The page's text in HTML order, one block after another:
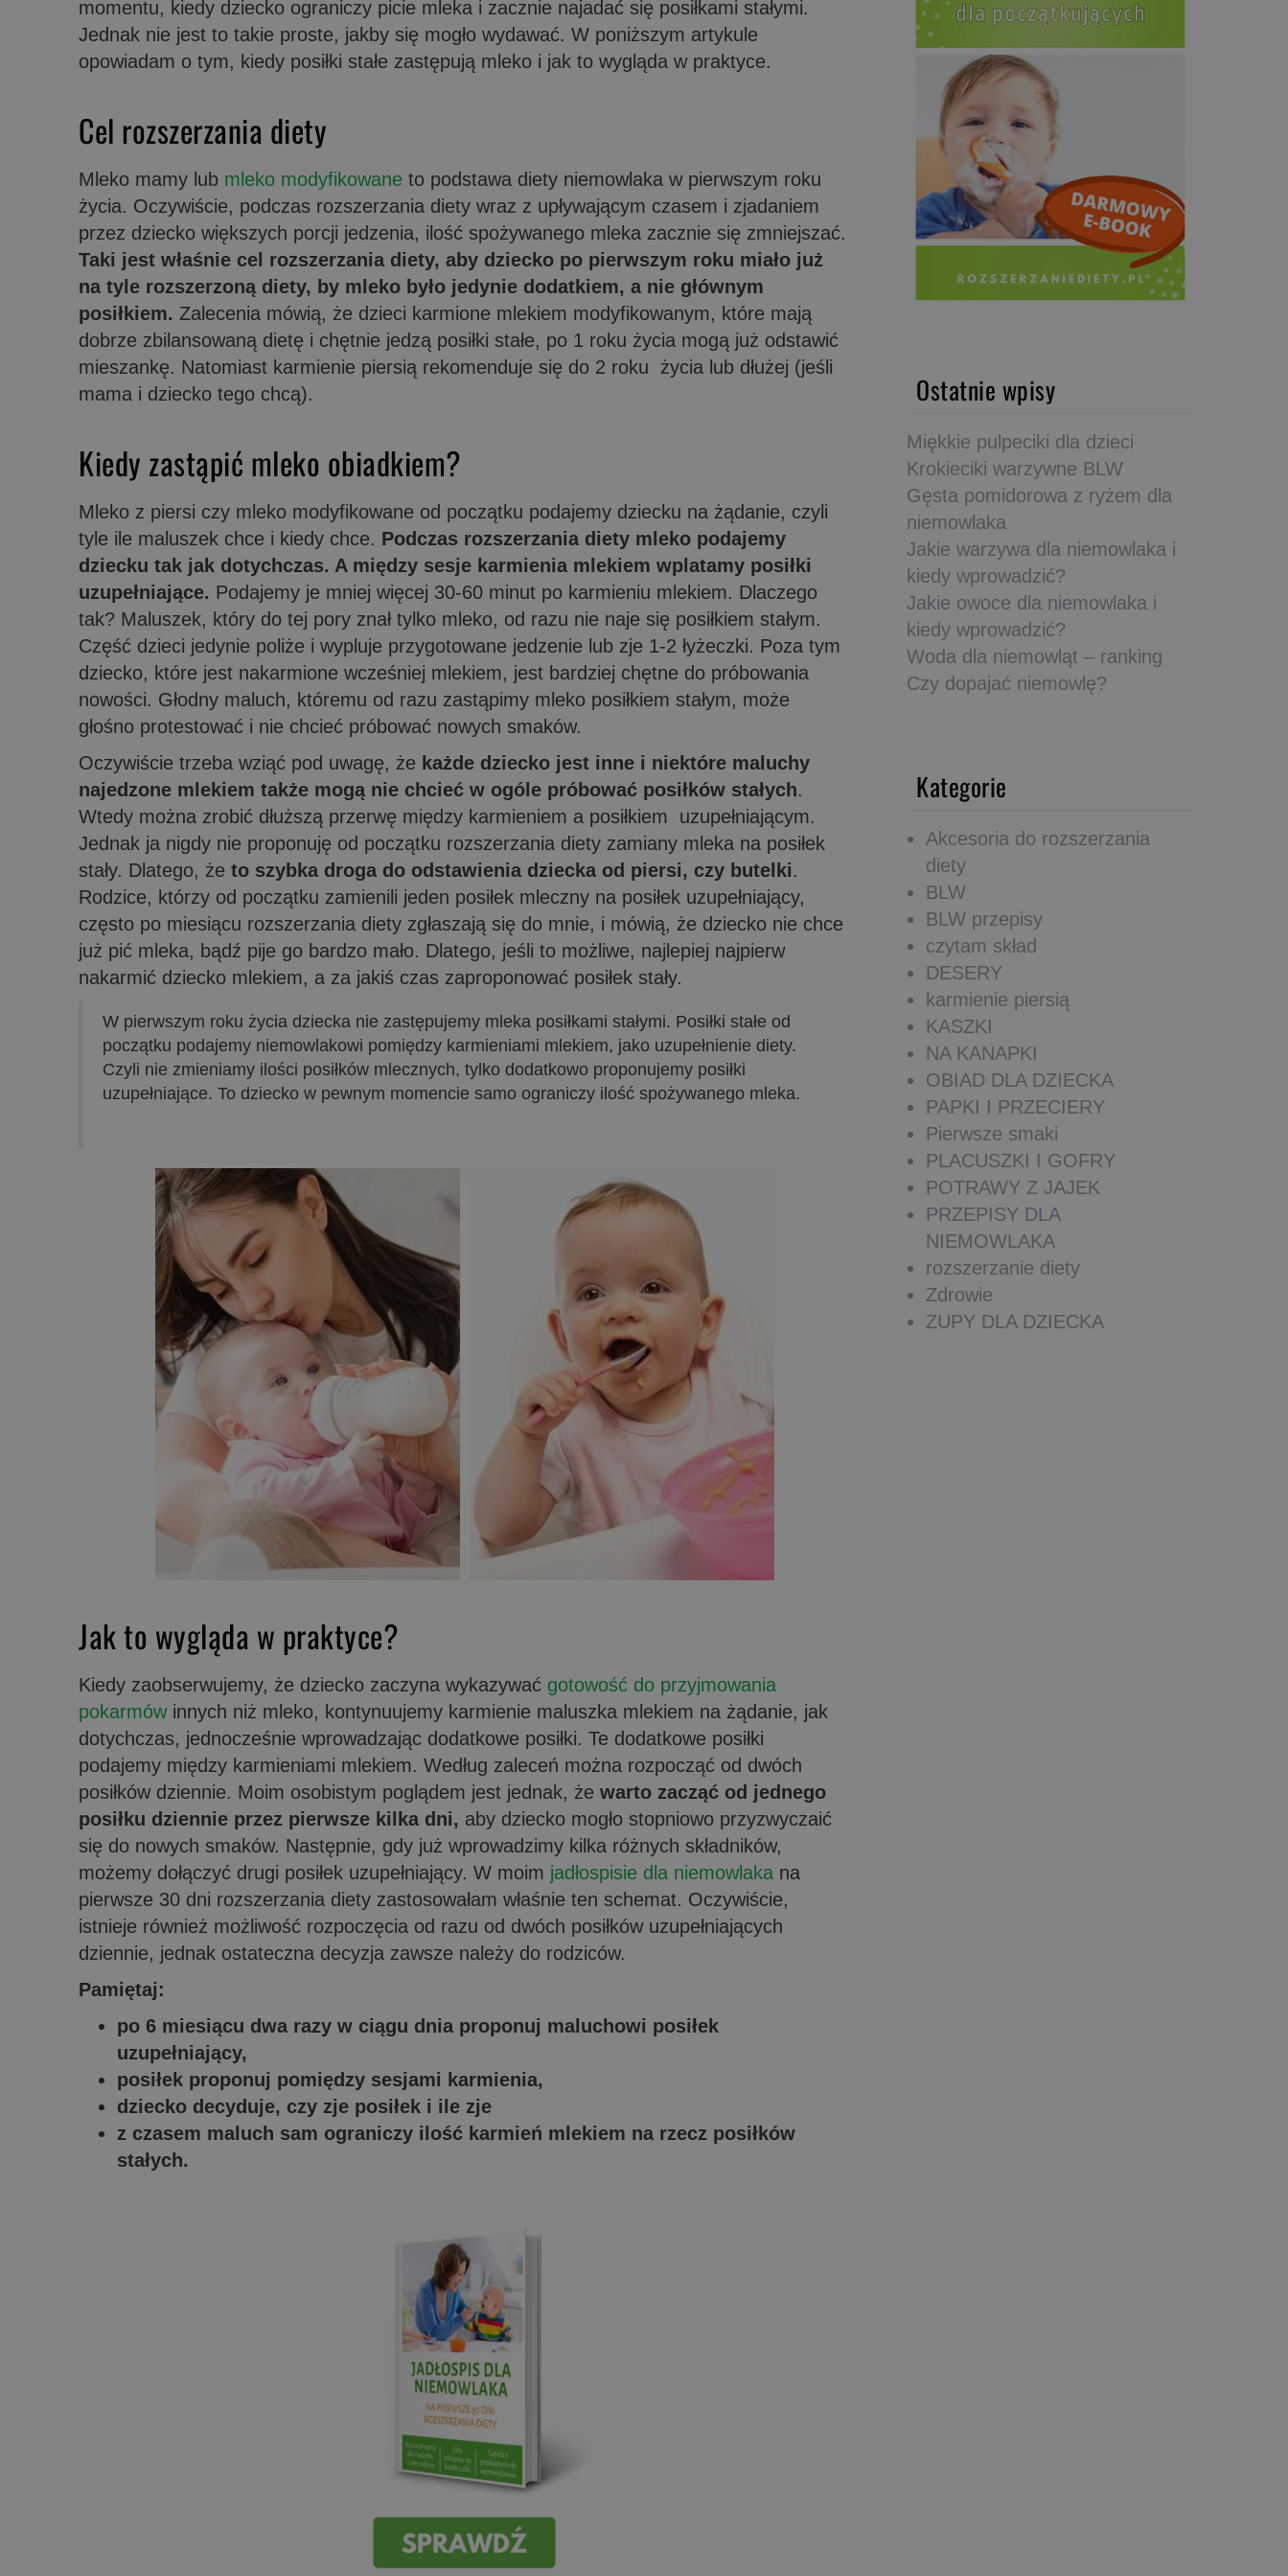
momentu, kiedy dziecko ograniczy picie mleka i zacznie najadać się posiłkami stałymi.
Jednak nie jest to takie proste, jakby się mogło wydawać. W poniższym artykule
opowiadam o tym, kiedy posiłki stałe zastępują mleko i jak to wygląda w praktyce.
Cel rozszerzania diety
Mleko mamy lub mleko modyfikowane to podstawa diety niemowlaka w pierwszym roku
życia. Oczywiście, podczas rozszerzania diety wraz z upływającym czasem i zjadaniem
przez dziecko większych porcji jedzenia, ilość spożywanego mleka zacznie się zmniejszać.
Taki jest właśnie cel rozszerzania diety, aby dziecko po pierwszym roku miało już
na tyle rozszerzoną diety, by mleko było jedynie dodatkiem, a nie głównym
posiłkiem. Zalecenia mówią, że dzieci karmione mlekiem modyfikowanym, które mają
dobrze zbilansowaną dietę i chętnie jedzą posiłki stałe, po 1 roku życia mogą już odstawić
mieszankę. Natomiast karmienie piersią rekomenduje się do 2 roku życia lub dłużej (jeśli
mama i dziecko tego chcą).
Kiedy zastąpić mleko obiadkiem?
Mleko z piersi czy mleko modyfikowane od początku podajemy dziecku na żądanie, czyli
tyle ile maluszek chce i kiedy chce. Podczas rozszerzania diety mleko podajemy
dziecku tak jak dotychczas. A między sesje karmienia mlekiem wplatamy posiłki
uzupełniające. Podajemy je mniej więcej 30-60 minut po karmieniu mlekiem. Dlaczego
tak? Maluszek, który do tej pory znał tylko mleko, od razu nie naje się posiłkiem stałym.
Część dzieci jedynie poliże i wypluje przygotowane jedzenie lub zje 1-2 łyżeczki. Poza tym
dziecko, które jest nakarmione wcześniej mlekiem, jest bardziej chętne do próbowania
nowości. Głodny maluch, któremu od razu zastąpimy mleko posiłkiem stałym, może
głośno protestować i nie chcieć próbować nowych smaków.
Oczywiście trzeba wziąć pod uwagę, że każde dziecko jest inne i niektóre maluchy
najedzone mlekiem także mogą nie chcieć w ogóle próbować posiłków stałych.
Wtedy można zrobić dłuższą przerwę między karmieniem a posiłkiem uzupełniającym.
Jednak ja nigdy nie proponuję od początku rozszerzania diety zamiany mleka na posiłek
stały. Dlatego, że to szybka droga do odstawienia dziecka od piersi, czy butelki.
Rodzice, którzy od początku zamienili jeden posiłek mleczny na posiłek uzupełniający,
często po miesiącu rozszerzania diety zgłaszają się do mnie, i mówią, że dziecko nie chce
już pić mleka, bądź pije go bardzo mało. Dlatego, jeśli to możliwe, najlepiej najpierw
nakarmić dziecko mlekiem, a za jakiś czas zaproponować posiłek stały.
W pierwszym roku życia dziecka nie zastępujemy mleka posiłkami stałymi. Posiłki stałe od
początku podajemy niemowlakowi pomiędzy karmieniami mlekiem, jako uzupełnienie diety.
Czyli nie zmieniamy ilości posiłków mlecznych, tylko dodatkowo proponujemy posiłki
uzupełniające. To dziecko w pewnym momencie samo ograniczy ilość spożywanego mleka.
Jakto wygląda w praktyce?
Kiedy zaobserwujemy, że dziecko zaczyna wykazywać gotowość do przyjmowania
pokarmówinnych niż mleko, kontynuujemy karmienie maluszka mlekiem na żądanie, jak
dotychczas, jednocześnie wprowadzając dodatkowe posiłki. Te dodatkowe posiłki
podajemy między karmieniami mlekiem. Według zaleceń można rozpocząć od dwóch
posiłków dziennie. Moim osobistym poglądem jest jednak, że warto zacząć od jednego
posiłku dziennie przez pierwsze kilka dni, aby dziecko mogło stopniowo przyzwyczaić
się do nowych smaków. Następnie, gdy już wprowadzimy kilka różnych składników,
możemy dołączyć drugi posiłek uzupełniający. W moim jadłospisie dla niemowlaka na
pierwsze 30 dni rozszerzania diety zastosowałam właśnie ten schemat. Oczywiście,
istnieje również możliwość rozpoczęcia od razu od dwóch posiłków uzupełniających
dziennie, jednak ostateczna decyzja zawsze należy do rodziców.
Pamiętaj:
po 6 miesiącu dwa razy w ciągu dnia proponuj maluchowi posiłek
uzupełniający,
posiłek proponuj pomiędzy sesjami karmienia,
dziecko decyduje, czy zje posiłek i ile zje
z czasem maluch sam ograniczy ilość karmień mlekiem na rzecz posiłków
stałych.
Ostatnie wpisy
Miękkie pulpeciki dla dzieci
Krokieciki warzywne BLW
Gęsta pomidorowa z ryżem dla
niemowlaka
Jakie warzywa dla niemowlaka i
kiedy wprowadzić?
Jakie owoce dla niemowlaka i
kiedy wprowadzić?
Woda dla niemowląt – ranking
Czy dopajać niemowlę?
Kategorie
Akcesoria do rozszerzania
diety
BLW
BLW przepisy
czytam skład
DESERY
karmienie piersią
KASZKI
NA KANAPKI
OBIAD DLA DZIECKA
PAPKI I PRZECIERY
Pierwsze smaki
PLACUSZKI I GOFRY
POTRAWY Z JAJEK
PRZEPISY DLA
NIEMOWLAKA
rozszerzanie diety
Zdrowie
ZUPY DLA DZIECKA